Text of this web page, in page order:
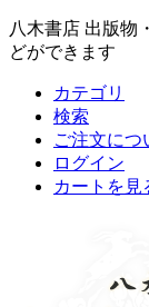
八木書店 出版物
どができます
カテゴリ
検索
ご注文につ
ログイン
カートを見